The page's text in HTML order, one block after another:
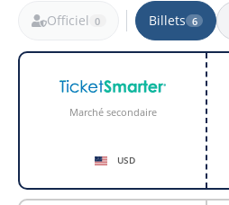
Officiel 0 Billets 6
6 résultats
Marché secondaire
USD